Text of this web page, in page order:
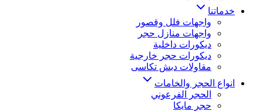
خدماتنا
واجهات فلل وقصور
واجهات منازل حجر
ديكورات داخلية
ديكورات حجر خارجية
مقاولات دبش تكاسى
انواع الحجر والخامات
الحجر الفرعوني
حجر مايكا